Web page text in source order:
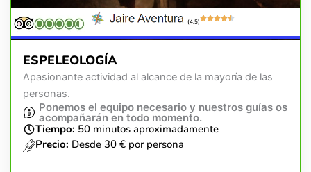
(4.5)
ESPELEOLOGÍA
Apasionante actividad al alcance de la mayoría de las
personas.
Ponemos el equipo necesario y nuestros guías os
acompañarán en todo momento.
Tiempo: 50 minutos aproximadamente
Precio: Desde 30 € por persona